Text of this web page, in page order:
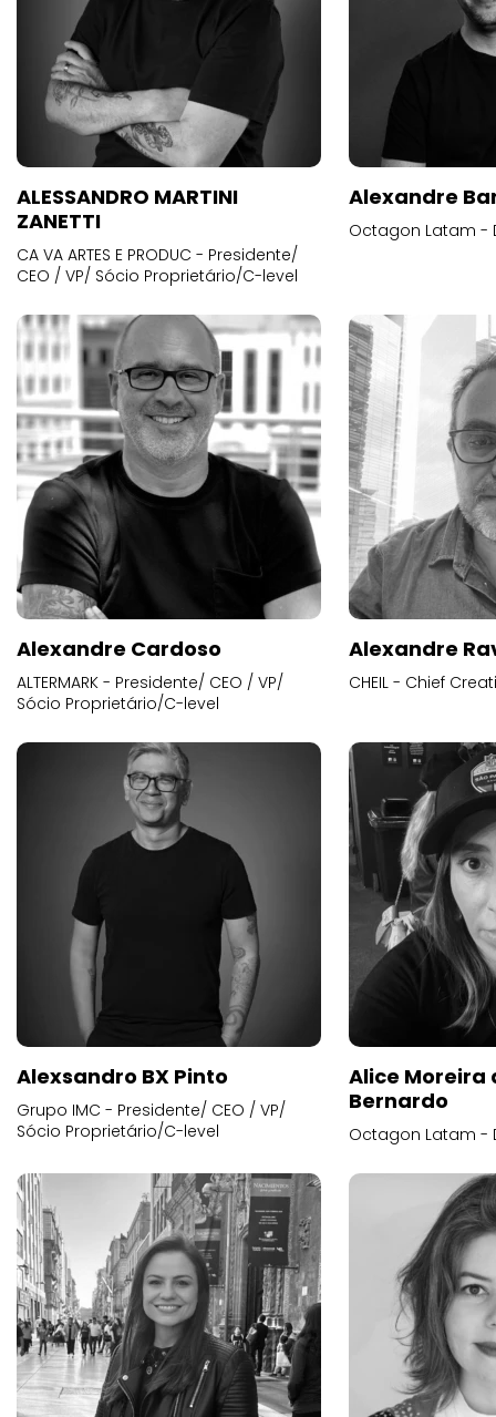
ALESSANDRO MARTINI
ZANETTI
CA VA ARTES E PRODUC - Presidente/
CEO / VP/ Sócio Proprietário/C-level
Alexandre
Octagon Latam -
Alexandre Cardoso
ALTERMARK - Presidente/ CEO / VP/
Sócio Proprietário/C-level
Alexandre
CHEIL - Chief
Alexsandro BX Pinto
Grupo IMC - Presidente/ CEO / VP/
Sócio Proprietário/C-level
Alice
Bernardo
Octagon Latam -